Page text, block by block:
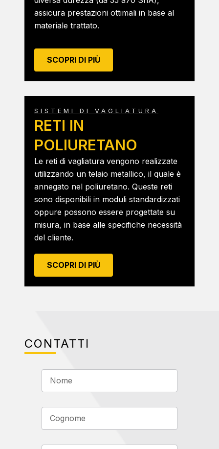
assicura prestazioni ottimali in base al
materiale trattato.
SCOPRI DI PIÙ
SISTEMI DI VAGLIATURA
RETI IN
POLIURETANO
Le reti di vagliatura vengono realizzate
utilizzando un telaio metallico, il quale è
annegato nel poliuretano. Queste reti
sono disponibili in moduli standardizzati
oppure possono essere progettate su
misura, in base alle specifiche necessità
del cliente.
SCOPRI DI PIÙ
CONTATTI